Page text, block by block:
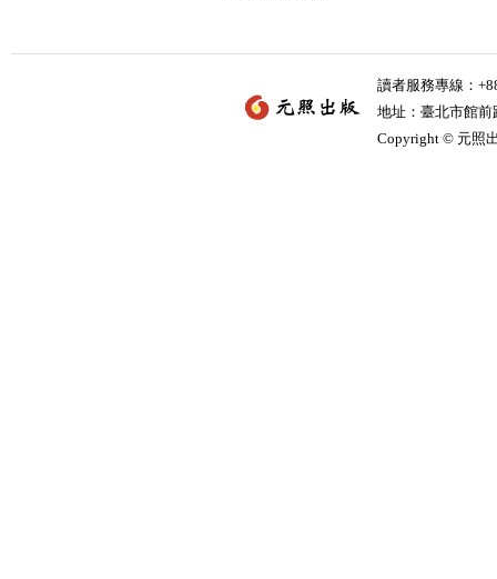
讀者服務專線：
地址：臺北市館
Copyright © 元照